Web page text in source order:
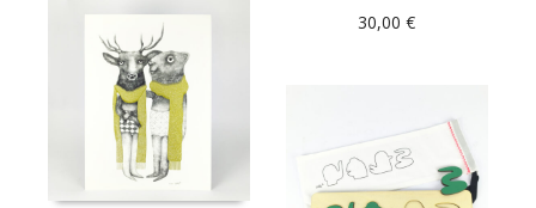
30,00€